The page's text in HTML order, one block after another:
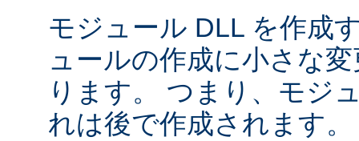
モジュール DLL を作成
ュールの作成に小さな
ります。 つまり、モジ
れは後で作成されます